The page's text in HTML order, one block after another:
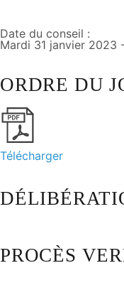
Date du conseil :
Mardi 31 janvier 2023
ORDRE DU
Télécharger
PROCÈS